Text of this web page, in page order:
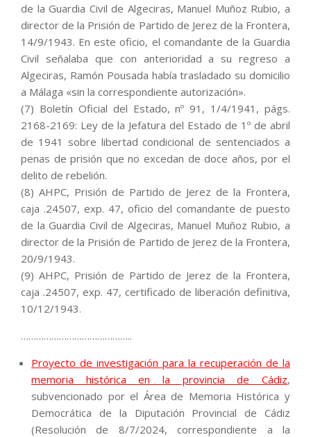
de la Guardia Civil de Algeciras, Manuel Muñoz Rubio, a
director de la Prisión de Partido de Jerez de la Frontera,
14/9/1943. En este oficio, el comandante de la Guardia
Civil señalaba que con anterioridad a su regreso a
Algeciras, Ramón Pousada había trasladado su domicilio
a Málaga «sin la correspondiente autorización».
(7) Boletín Oficial del Estado, nº 91, 1/4/1941, págs.
2168-2169: Ley de la Jefatura del Estado de 1º de abril
de 1941 sobre libertad condicional de sentenciados a
penas de prisión que no excedan de doce años, por el
delito de rebelión.
(8) AHPC, Prisión de Partido de Jerez de la Frontera,
caja .24507, exp. 47, oficio del comandante de puesto
de la Guardia Civil de Algeciras, Manuel Muñoz Rubio, a
director de la Prisión de Partido de Jerez de la Frontera,
20/9/1943.
(9) AHPC, Prisión de Partido de Jerez de la Frontera,
caja .24507, exp. 47, certificado de liberación definitiva,
10/12/1943.
……………………………………..
Proyecto de investigación para la recuperación de la
memoria histórica en la provincia de Cádiz,
subvencionado por el Área de Memoria Histórica y
Democrática de la Diputación Provincial de Cádiz
(Resolución de 8/7/2024, correspondiente a la